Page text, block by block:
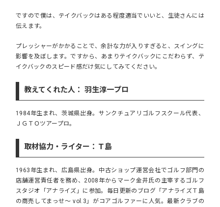
ですので僕は、 テイクバックはある程度適当でいい と、生徒さんには
伝えます。
プレッシャーがかかることで、余計な力が入りすぎると、スイングに
影響を及ぼします。ですから、あまりテイクバックにこだわらず、テ
イクバックのスピード感だけ気にしてみてください。
教えてくれた人： 羽生淳一プロ
1984年生まれ、茨城県出身。サンクチュアリゴルフスクール代表、
ＪＧＴＯツアープロ。
取材協力・ライター：Ｔ島
1963年生まれ、広島県出身。中古ショップ運営会社でゴルフ部門の
店舗運営責任者を務め、2008年からマーク金井氏の主宰するゴルフ
スタジオ「アナライズ」に参加。毎日更新のブログ「アナライズＴ島
の商売してまっせ～ vol.3」がコアゴルファーに人気。最新クラブの